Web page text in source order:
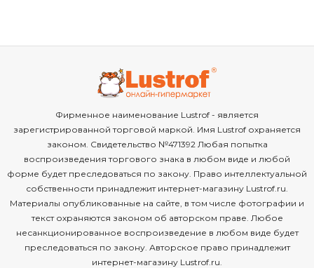
Фирменное наименование Lustrof - является
зарегистрированной торговой маркой. Имя Lustrof охраняется
законом. Свидетельство №471392 Любая попытка
воспроизведения торгового знака в любом виде и любой
форме будет преследоваться по закону. Право интеллектуальной
собственности принадлежит интернет-магазину Lustrof.ru.
Материалы опубликованные на сайте, в том числе фотографии и
текст охраняются законом об авторском праве. Любое
несанкционированное воспроизведение в любом виде будет
преследоваться по закону. Авторское право принадлежит
интернет-магазину Lustrof.ru.